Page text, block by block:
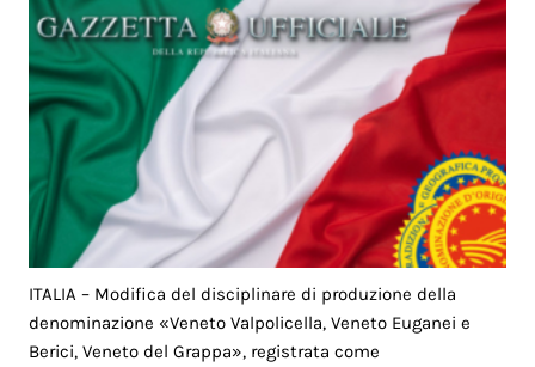
ITALIA – Modifica del disciplinare di produzione della
denominazione «Veneto Valpolicella, Veneto Euganei e
Berici, Veneto del Grappa», registrata come